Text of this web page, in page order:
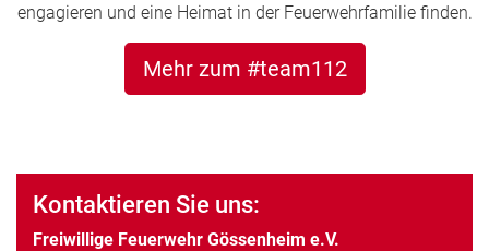
engagieren und eine Heimat in der Feuerwehrfamilie finden.
Mehr zum #team112
Kontaktieren Sie uns:
Freiwillige Feuerwehr Gössenheim e.V.